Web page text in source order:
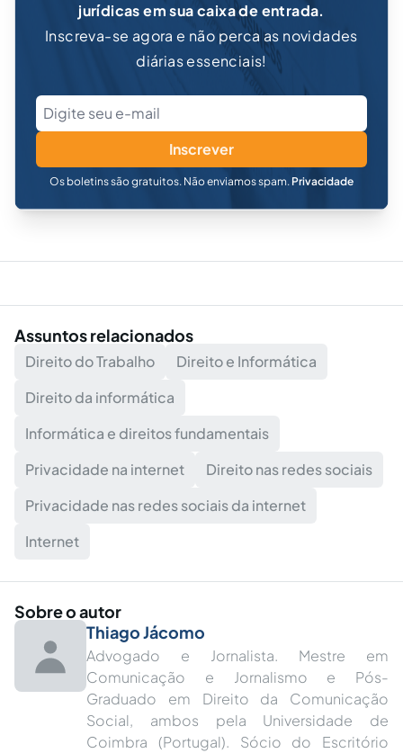
jurídicas em sua caixa de entrada.
Inscreva-se agora e não perca as novidades
diárias essenciais!
Inscrever
Os boletins são gratuitos. Não enviamos spam. Privacidade
Assuntos relacionados
Direito do Trabalho
Direito e Informática
Direito da informática
Informática e direitos fundamentais
Privacidade na internet
Direito nas redes sociais
Privacidade nas redes sociais da internet
Internet
Sobre o autor
Thiago Jácomo
Advogado e Jornalista. Mestre em
Comunicação e Jornalismo e Pós-
Graduado em Direito da Comunicação
Social, ambos pela Universidade de
Coimbra (Portugal). Sócio do Escritório